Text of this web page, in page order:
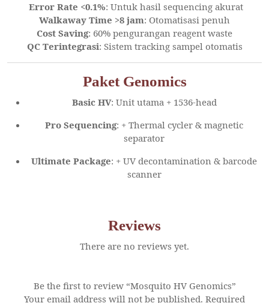
Error Rate <0.1%: Untuk hasil sequencing akurat
Walkaway Time >8 jam: Otomatisasi penuh
Cost Saving: 60% pengurangan reagent waste
QC Terintegrasi: Sistem tracking sampel otomatis
Paket Genomics
Basic HV: Unit utama + 1536-head
Pro Sequencing: + Thermal cycler & magnetic
separator
Ultimate Package: + UV decontamination & barcode
scanner
Reviews
There are no reviews yet.
Be the first to review “Mosquito HV Genomics”
Your email address will not be published. Required